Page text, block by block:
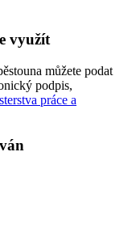
využít
můžete podat
podpis,
práce a